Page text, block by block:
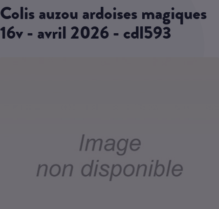
colis auzou ardoises magiques
16v - avril 2026 - cdl593